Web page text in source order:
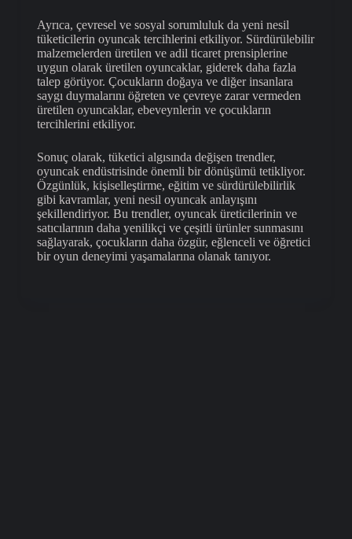
Ayrıca, çevresel ve sosyal sorumluluk da yeni nesil
tüketicilerin oyuncak tercihlerini etkiliyor. Sürdürülebilir
malzemelerden üretilen ve adil ticaret prensiplerine
uygun olarak üretilen oyuncaklar, giderek daha fazla
talep görüyor. Çocukların doğaya ve diğer insanlara
saygı duymalarını öğreten ve çevreye zarar vermeden
üretilen oyuncaklar, ebeveynlerin ve çocukların
tercihlerini etkiliyor.
Sonuç olarak, tüketici algısında değişen trendler,
oyuncak endüstrisinde önemli bir dönüşümü tetikliyor.
Özgünlük, kişiselleştirme, eğitim ve sürdürülebilirlik
gibi kavramlar, yeni nesil oyuncak anlayışını
şekillendiriyor. Bu trendler, oyuncak üreticilerinin ve
satıcılarının daha yenilikçi ve çeşitli ürünler sunmasını
sağlayarak, çocukların daha özgür, eğlenceli ve öğretici
bir oyun deneyimi yaşamalarına olanak tanıyor.